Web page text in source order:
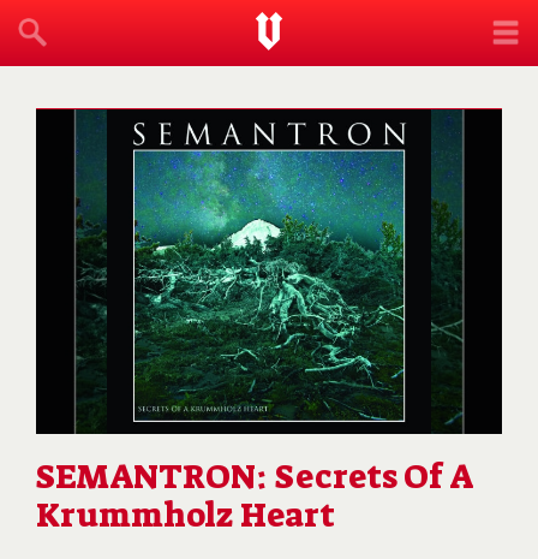
SEMANTRON: Secrets Of A
Krummholz Heart